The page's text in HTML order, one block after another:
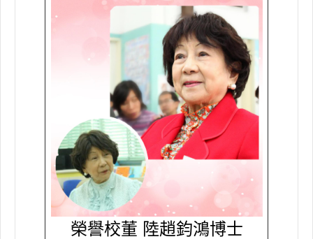
榮譽校董 陸趙鈞鴻博士